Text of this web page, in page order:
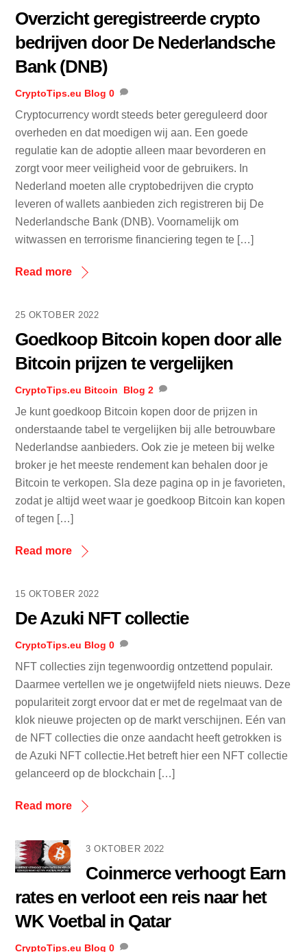
Overzicht geregistreerde crypto
bedrijven door De Nederlandsche
Bank (DNB)
CryptoTips.eu Blog 0
Cryptocurrency wordt steeds beter gereguleerd door
overheden en dat moedigen wij aan. Een goede
regulatie kan de adoptie alleen maar bevorderen en
zorgt voor meer veiligheid voor de gebruikers. In
Nederland moeten alle cryptobedrijven die crypto
leveren of wallets aanbieden zich registreren bij De
Nederlandsche Bank (DNB). Voornamelijk om
witwassen en terrorisme financiering tegen te […]
Read more
25 OKTOBER 2022
Goedkoop Bitcoin kopen door alle
Bitcoin prijzen te vergelijken
CryptoTips.eu Bitcoin Blog 2
Je kunt goedkoop Bitcoin kopen door de prijzen in
onderstaande tabel te vergelijken bij alle betrouwbare
Nederlandse aanbieders. Ook zie je meteen bij welke
broker je het meeste rendement kan behalen door je
Bitcoin te verkopen. Sla deze pagina op in je favorieten,
zodat je altijd weet waar je goedkoop Bitcoin kan kopen
of tegen […]
Read more
15 OKTOBER 2022
De Azuki NFT collectie
CryptoTips.eu Blog 0
NFT collecties zijn tegenwoordig ontzettend populair.
Daarmee vertellen we je ongetwijfeld niets nieuws. Deze
populariteit zorgt ervoor dat er met de regelmaat van de
klok nieuwe projecten op de markt verschijnen. Eén van
de NFT collecties die onze aandacht heeft getrokken is
de Azuki NFT collectie.Het betreft hier een NFT collectie
gelanceerd op de blockchain […]
Read more
3 OKTOBER 2022
Coinmerce verhoogt Earn
rates en verloot een reis naar het
WK Voetbal in Qatar
CryptoTips.eu Blog 0